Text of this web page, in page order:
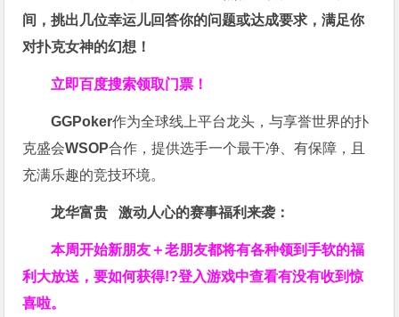
间，挑出几位幸运儿回答你的问题或达成要求，满足你
对扑克女神的幻想 ！
立即百度搜索领取门票！
GGPoker作为全球线上平台龙头，与享誉世界的扑
克盛会WSOP合作，提供选手一个最干净、有保障，且
充满乐趣的竞技环境。
龙华富贵 激动人心的赛事福利来袭：
本周开始新朋友＋老朋友都将有各种领到手软的福
利大放送，要如何获得!?登入游戏中查看有没有收到惊
喜啦。